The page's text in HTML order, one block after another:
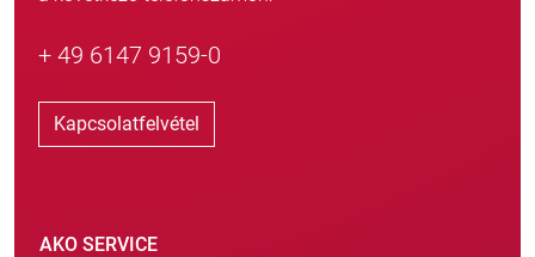
+ 49 6147 9159-0
Kapcsolatfelvétel
AKO SERVICE